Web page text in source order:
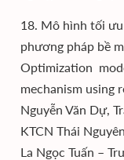
18. Mô hình tối
phương pháp bề
Optimization
mechanism using
Nguyễn Văn Dự,
KTCN Thái Nguyên
La Ngọc Tuấn –